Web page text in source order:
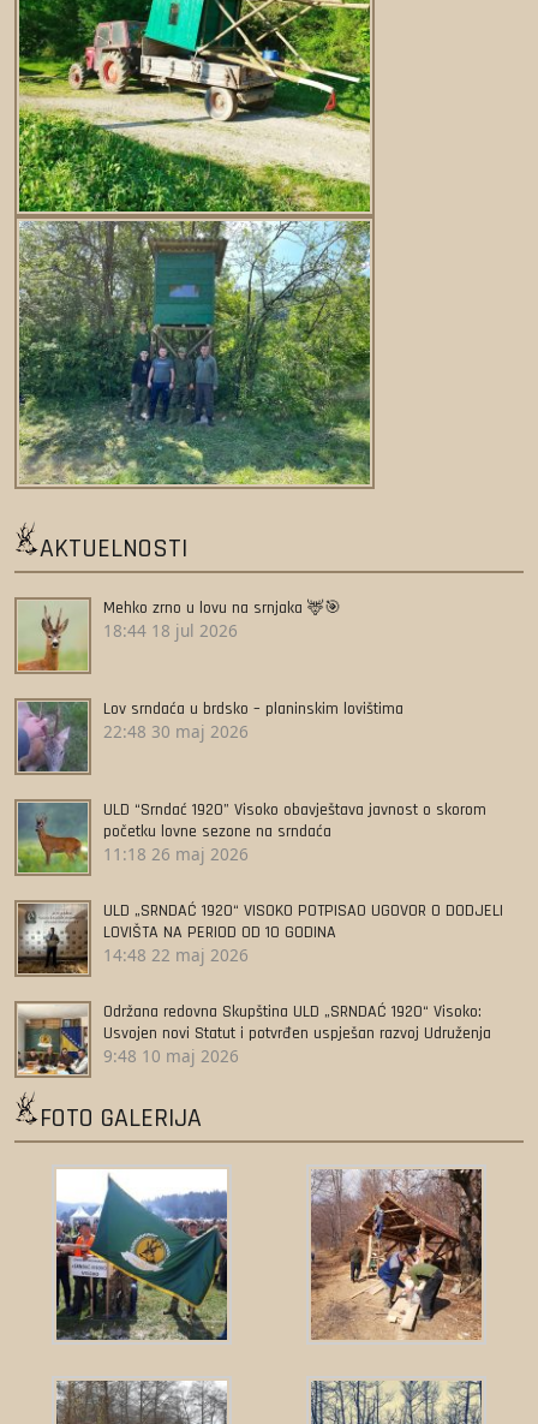
AKTUELNOSTI
Mehko zrno u lovu na srnjaka 🦌🎯
18:44 18 jul 2026
Lov srndaća u brdsko – planinskim lovištima
22:48 30 maj 2026
ULD “Srndać 1920” Visoko obavještava javnost o skorom
početku lovne sezone na srndaća
11:18 26 maj 2026
ULD „SRNDAĆ 1920“ VISOKO POTPISAO UGOVOR O DODJELI
LOVIŠTA NA PERIOD OD 10 GODINA
14:48 22 maj 2026
Održana redovna Skupština ULD „SRNDAĆ 1920“ Visoko:
Usvojen novi Statut i potvrđen uspješan razvoj Udruženja
9:48 10 maj 2026
FOTO GALERIJA